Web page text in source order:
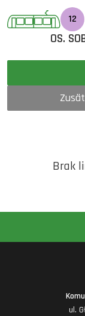
12
OS.
Brak
ul.